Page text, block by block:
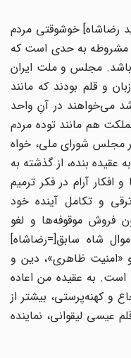
رضاشاه] خوشوقتی مردم
مشروطه به حدی است که
مجلس و ملت ایران
قلم بودند که مانند
می‌خواهند در آنِ واحد
هم مانند توده مردم
شورای ملی، خواه
بنده، از گذشته به
آرام در فکر ترمیم
و تکامل آینده خود
فروش موقوفه‌ها و لغو
شاه سابق[=رضاشاه]
ظاهری»، دین و
به عقیده من اعاده
کهنه‌پرستی، بیشتر از
لیقوانی، نماینده